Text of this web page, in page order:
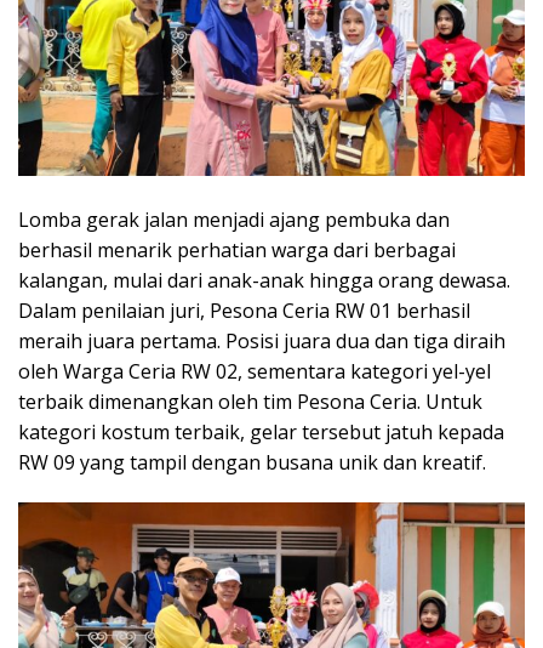
Lomba gerak jalan menjadi ajang pembuka dan
berhasil menarik perhatian warga dari berbagai
kalangan, mulai dari anak-anak hingga orang dewasa.
Dalam penilaian juri, Pesona Ceria RW 01 berhasil
meraih juara pertama. Posisi juara dua dan tiga diraih
oleh Warga Ceria RW 02, sementara kategori yel-yel
terbaik dimenangkan oleh tim Pesona Ceria. Untuk
kategori kostum terbaik, gelar tersebut jatuh kepada
RW 09 yang tampil dengan busana unik dan kreatif.